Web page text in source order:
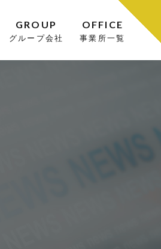
GROUP
グループ会社
OFFICE
事業所一覧